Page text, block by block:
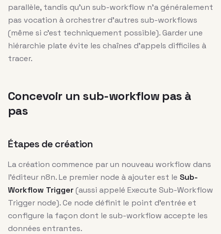
parallèle, tandis qu’un sub-workflow n’a généralement
pas vocation à orchestrer d’autres sub-workflows
(même si c’est techniquement possible). Garder une
hiérarchie plate évite les chaînes d’appels difficiles à
tracer.
Concevoir un sub-workflow pas à
pas
Étapes de création
La création commence par un nouveau workflow dans
l’éditeur n8n. Le premier node à ajouter est le Sub-
Workflow Trigger(aussi appelé Execute Sub-Workflow
Trigger node). Ce node définit le point d’entrée et
configure la façon dont le sub-workflow accepte les
données entrantes.